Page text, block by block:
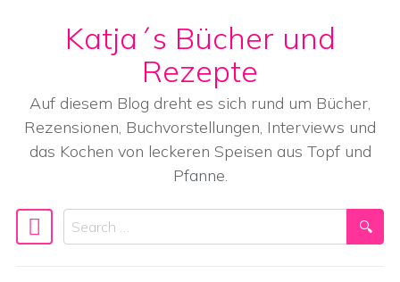
Skip to content
Katja´s Bücher und
Rezepte
Auf diesem Blog dreht es sich rund um Bücher,
Rezensionen, Buchvorstellungen, Interviews und
das Kochen von leckeren Speisen aus Topf und
Pfanne.
Main Navigation
Search